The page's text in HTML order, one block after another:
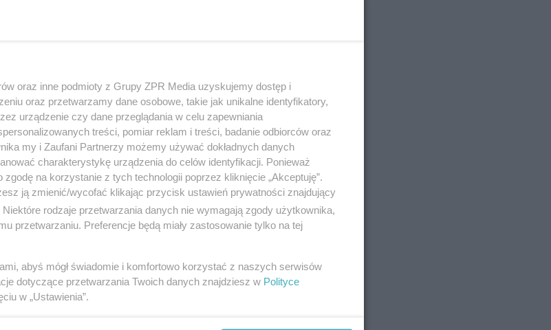
kierowania zorganizowaną grupą przestępczą,
przestępczej, zajmującej się produkcją
tytoniowych z podrobionymi znakami
oraz inne podmioty z Grupy ZPR Media uzyskujemy dostęp i
oraz przetwarzamy dane osobowe, takie jak unikalne identyfikatory,
urządzenie czy dane przeglądania w celu zapewniania
treści, pomiar reklam i treści, badanie odbiorców oraz
my i Zaufani Partnerzy możemy używać dokładnych danych
charakterystykę urządzenia do celów identyfikacji. Ponieważ
na korzystanie z tych technologii poprzez kliknięcie „Akceptuję”.
ją zmienić/wycofać klikając przycisk ustawień prywatności znajdujący
Niektóre rodzaje przetwarzania danych nie wymagają zgody użytkownika,
przetwarzaniu. Preferencje będą miały zastosowanie tylko na tej
abyś mógł świadomie i komfortowo korzystać z naszych serwisów
dotyczące przetwarzania Twoich danych znajdziesz w Polityce
w „Ustawienia”.